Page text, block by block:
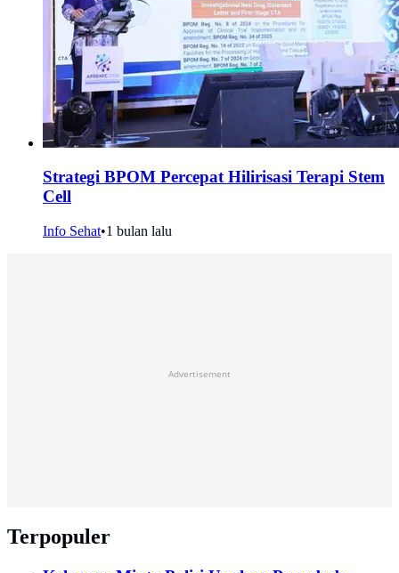
Strategi BPOM Percepat Hilirisasi Terapi Stem
Cell
Info Sehat•1 bulan lalu
Advertisement
Terpopuler